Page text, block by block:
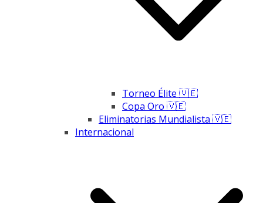
Torneo Élite 🇻🇪
Copa Oro 🇻🇪
Eliminatorias Mundialista 🇻🇪
Internacional